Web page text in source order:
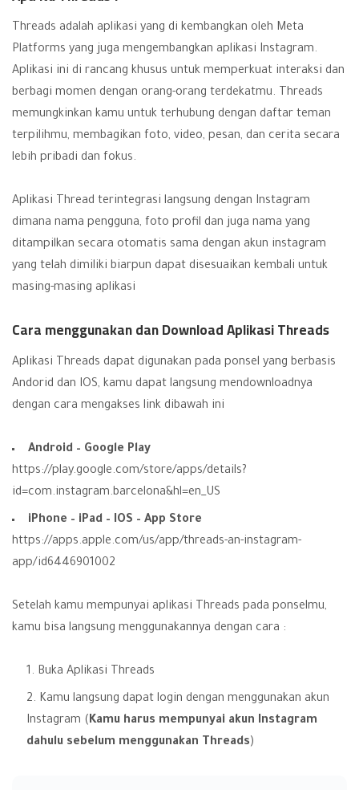
Threads adalah aplikasi yang di kembangkan oleh Meta
Platforms yang juga mengembangkan aplikasi Instagram.
Aplikasi ini di rancang khusus untuk memperkuat interaksi dan
berbagi momen dengan orang-orang terdekatmu. Threads
memungkinkan kamu untuk terhubung dengan daftar teman
terpilihmu, membagikan foto, video, pesan, dan cerita secara
lebih pribadi dan fokus.
Aplikasi Thread terintegrasi langsung dengan Instagram
dimana nama pengguna, foto profil dan juga nama yang
ditampilkan secara otomatis sama dengan akun instagram
yang telah dimiliki biarpun dapat disesuaikan kembali untuk
masing-masing aplikasi
Cara menggunakan dan Download Aplikasi Threads
Aplikasi Threads dapat digunakan pada ponsel yang berbasis
Andorid dan IOS, kamu dapat langsung mendownloadnya
dengan cara mengakses link dibawah ini
Android – Google Play
https://play.google.com/store/apps/details?
id=com.instagram.barcelona&hl=en_US
iPhone – iPad – IOS – App Store
https://apps.apple.com/us/app/threads-an-instagram-
app/id6446901002
Setelah kamu mempunyai aplikasi Threads pada ponselmu,
kamu bisa langsung menggunakannya dengan cara :
Buka Aplikasi Threads
Kamu langsung dapat login dengan menggunakan akun
Instagram (Kamu harus mempunyai akun Instagram
dahulu sebelum menggunakan Threads)